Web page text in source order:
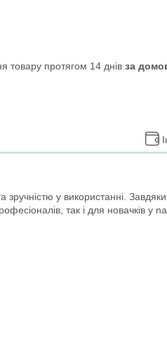
товару протягом 14 днів за
у використанні.
так і для новачків у